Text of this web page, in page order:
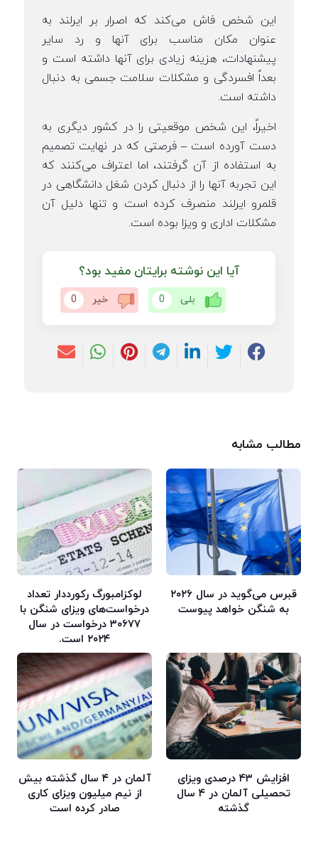
این شخص فاش می‌کند که اصرار بر ایرلند به
عنوان مکان مناسب برای آنها و رد سایر
پیشنهادات، هزینه زیادی برای آنها داشته است و
بعداً افسردگی و مشکلات سلامت جسمی به دنبال
داشته است.
اخیراً، این شخص موقعیتی را در کشور دیگری به
دست آورده است – فرصتی که در نهایت تصمیم
به استفاده از آن گرفتند، اما اعتراف می‌کنند که
این تجربه آنها را از دنبال کردن شغل دانشگاهی در
قلمرو ایرلند منصرف کرده است و تنها دلیل آن
مشکلات اداری و ویزا بوده است.
آیا این نوشته برایتان مفید بود؟
بلی 0 خیر 0
مطالب مشابه
قبرس می‌گوید در سال ۲۰۲۶
به شنگن خواهد پیوست
لوکزامبورگ رکورددار تعداد
درخواست‌های ویزای شنگن با
۳۰۶۷۷ درخواست در سال
۲۰۲۴ است.
افزایش ۴۳ درصدی ویزای
تحصیلی آلمان در ۴ سال
گذشته
آلمان در ۴ سال گذشته بیش
از نیم میلیون ویزای کاری
صادر کرده است